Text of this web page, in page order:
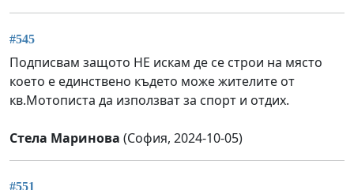
#545
Подписвам защото НЕ искам де се строи на място
което е единствено където може жителите от
кв.Мотописта да използват за спорт и отдих.
Стела Маринова (София, 2024-10-05)
#551